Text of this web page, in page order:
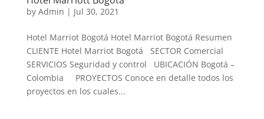
by Admin | Jul 30, 2021
Hotel Marriot Bogotá Hotel Marriot Bogotá Resumen
CLIENTE Hotel Marriot Bogotá SECTOR Comercial
SERVICIOS Seguridad y control UBICACIÓN Bogotá –
Colombia PROYECTOS Conoce en detalle todos los
proyectos en los cuales...